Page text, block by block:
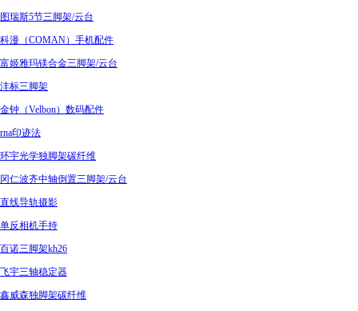
图瑞斯5节三脚架/云台
科漫（COMAN）手机配件
富姬雅玛镁合金三脚架/云台
沣标三脚架
金钟（Velbon）数码配件
rna印迹法
环宇光学独脚架碳纤维
冈仁波齐中轴倒置三脚架/云台
直线导轨摄影
单反相机手持
百诺三脚架kh26
飞宇三轴稳定器
鑫威森独脚架碳纤维